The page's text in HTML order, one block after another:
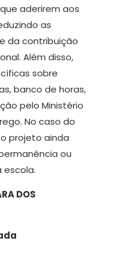
aderirem aos
as
da contribuição
Além disso,
sobre
banco de horas,
pelo Ministério
No caso do
projeto ainda
ou
escola.
DOS